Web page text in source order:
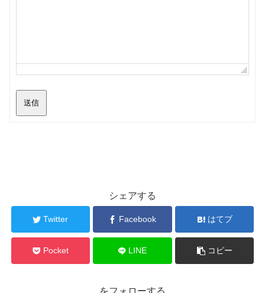
送信
シェアする
Twitter Facebook はてブ
Pocket LINE コピー